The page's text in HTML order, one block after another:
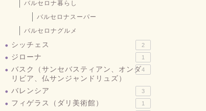
バルセロナ暮らし
バルセロナスーパー
バルセロナグルメ
シッチェス 2
ジローナ 1
バスク（サンセバスティアン、オンダ
リビア、仏サンジャンドリュズ）
4
バレンシア 3
フィゲラス（ダリ美術館） 1